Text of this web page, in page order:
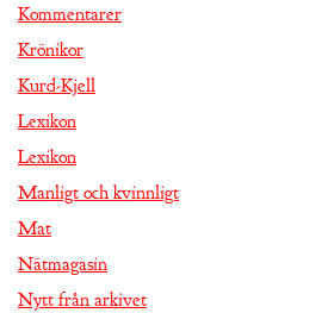
Kommentarer
Krönikor
Kurd-Kjell
Lexikon
Lexikon
Manligt och kvinnligt
Mat
Nätmagasin
Nytt från arkivet